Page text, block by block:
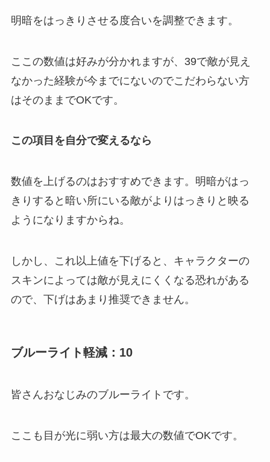
明暗をはっきりさせる度合いを調整できます。
ここの数値は好みが分かれますが、39で敵が見え
なかった経験が今までにないのでこだわらない方
はそのままでOKです。
この項目を自分で変えるなら
数値を上げるのはおすすめできます。明暗がはっ
きりすると暗い所にいる敵がよりはっきりと映る
ようになりますからね。
しかし、これ以上値を下げると、キャラクターの
スキンによっては敵が見えにくくなる恐れがある
ので、下げはあまり推奨できません。
ブルーライト軽減：10
皆さんおなじみのブルーライトです。
ここも目が光に弱い方は最大の数値でOKです。